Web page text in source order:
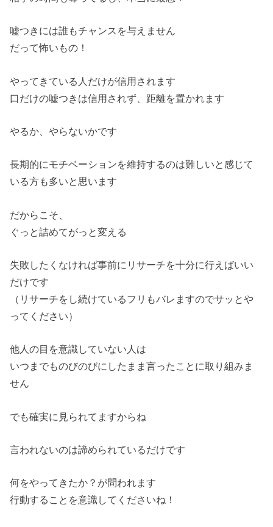
嘘つきには誰もチャンスを与えません
だって怖いもの！
やってきている人だけが信用されます
口だけの嘘つきは信用されず、距離を置かれます
やるか、やらないかです
長期的にモチベーションを維持するのは難しいと感じて
いる方も多いと思います
だからこそ、
ぐっと詰めてがっと変える
失敗したくなければ事前にリサーチを十分に行えばいい
だけです
（リサーチをし続けているフリもバレますのでサッとや
ってくださ い）
他人の目を意識していない人は
いつまでものびのびにしたまま言ったことに取り組みま
せん
でも確実に見られてますからね
言われないのは諦められているだけです
何をやってきたか？が問われます
行動することを意識してくださいね！